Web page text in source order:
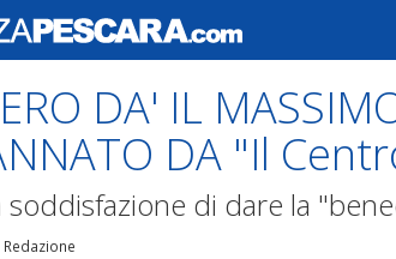
DA' IL
DA "Il
soddisfazione di dare la
Redazione